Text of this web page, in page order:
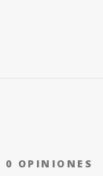
0 OPINIONES